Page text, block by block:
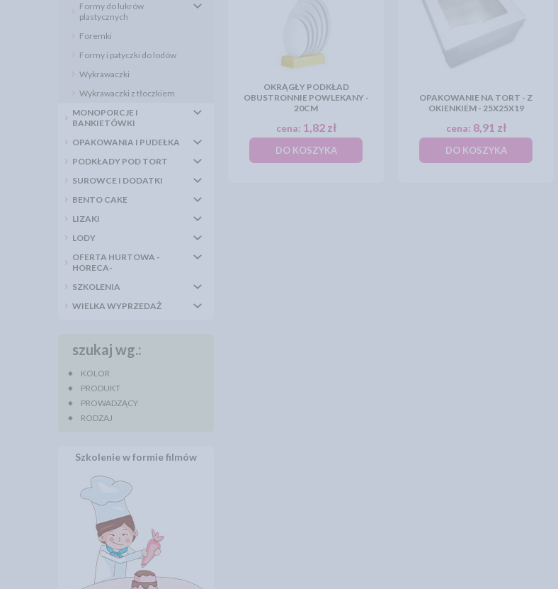
Formy do lukrów
plastycznych
Foremki
Formy i patyczki do lodów
Wykrawaczki
Wykrawaczki z tłoczkiem
MONOPORCJE I
BANKIETÓWKI
OPAKOWANIA I PUDEŁKA
PODKŁADY POD TORT
SUROWCE I DODATKI
BENTO CAKE
LIZAKI
LODY
OFERTA HURTOWA -
HORECA-
SZKOLENIA
WIELKA WYPRZEDAŻ
szukaj wg.:
KOLOR
PRODUKT
PROWADZĄCY
RODZAJ
Szkolenie w formie filmów
OKRĄGŁY PODKŁAD
OBUSTRONNIE POWLEKANY -
20CM
cena: 1,82 zł
DO KOSZYKA
OPAKOWANIE NA TORT - Z
OKIENKIEM - 25X25X19
cena: 8,91 zł
DO KOSZYKA